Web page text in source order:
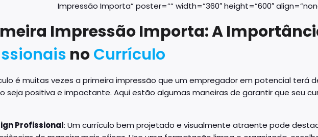
Impressão Importa” poster=”” width=”360″ height=”600″
Impressão Importa: A
noCurrículo
é muitas vezes a primeira impressão que um empregador em potencial terá
seja positiva e impactante. Aqui estão algumas maneiras de garantir que seu
Profissional: Um currículo bem projetado e visualmente atraente pode